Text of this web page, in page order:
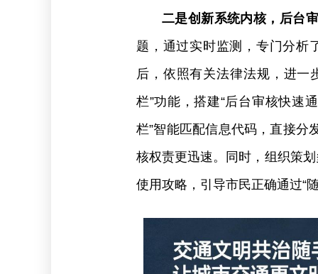
二是创新系统内核，后台
题，通过实时监测，专门分析
后，依照有关法律法规，进一
栏”功能，搭建“后台审核快速
栏”智能匹配信息代码，直接分
核权责更迅速。同时，组织策
使用攻略，引导市民正确通过“